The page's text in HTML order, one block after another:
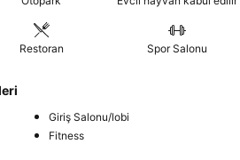
Restoran Spor Salonu
Giriş Salonu/lobi
Fitness